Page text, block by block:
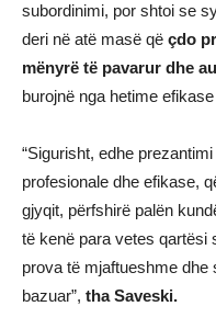
subordinimi, por shtoi se
deri në atë masë që çdo
mënyrë të pavarur dhe
burojnë nga hetime
“Sigurisht, edhe
profesionale dhe efikase,
gjyqit, përfshirë palën
të kenë para vetes qartësi
prova të mjaftueshme
bazuar”, tha Saveski.